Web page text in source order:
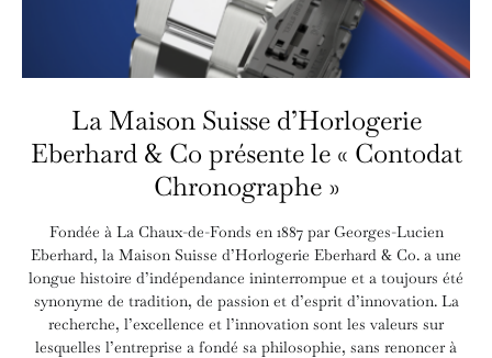
La Maison Suisse d’Horlogerie
Eberhard & Co présente le « Contodat
Chronographe »
Fondée à La Chaux-de-Fonds en 1887 par Georges-Lucien
Eberhard, la Maison Suisse d’Horlogerie Eberhard & Co. a une
longue histoire d’indépendance ininterrompue et a toujours été
synonyme de tradition, de passion et d’esprit d’innovation. La
recherche, l’excellence et l’innovation sont les valeurs sur
lesquelles l’entreprise a fondé sa philosophie, sans renoncer à